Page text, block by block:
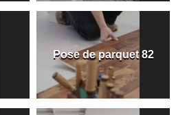
Pose de parquet 82